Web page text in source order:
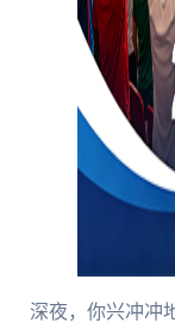
深夜，你兴冲冲